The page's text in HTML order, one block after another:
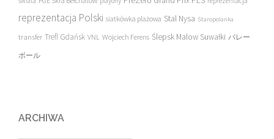
reprezentacja Polski siatkówka plażowa Stal Nysa Staropolanka
transfer Trefl Gdańsk VNL Wojciech Ferens Ślepsk Malow Suwałki バレー
ボール
ARCHIWA